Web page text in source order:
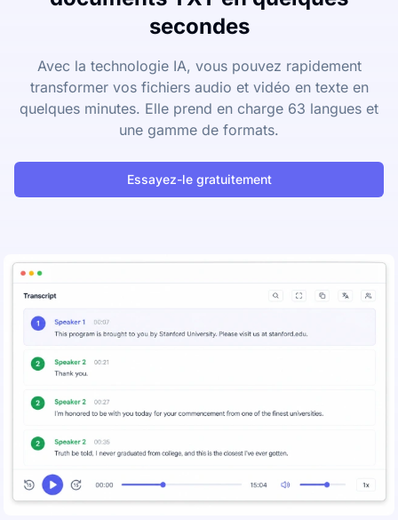
secondes
Avec la technologie IA, vous pouvez rapidement
transformer vos fichiers audio et vidéo en texte en
quelques minutes. Elle prend en charge 63 langues et
une gamme de formats.
Essayez-le gratuitement